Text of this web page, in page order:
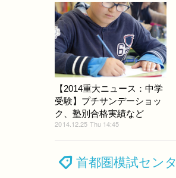
【2014重大ニュース：中学
受験】プチサンデーショッ
ク、塾別合格実績など
2014.12.25 Thu 14:45
首都圏模試セン